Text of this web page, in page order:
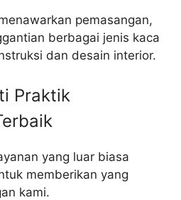
pemasangan,
berbagai jenis kaca
dan desain interior.
Praktik
yang luar biasa
memberikan yang
kami.